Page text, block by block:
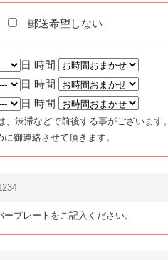
郵送希望しない
日 時間
日 時間
日 時間
、渋滞などで前後する事がございます。
御連絡させて頂きます。
プレートをご記入ください。